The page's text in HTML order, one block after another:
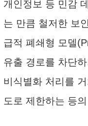
개인정보 등 민감
는 만큼 철저한 보
급적 폐쇄형 모델
유출 경로를 차단
비식별화 처리를
도로 제한하는 등